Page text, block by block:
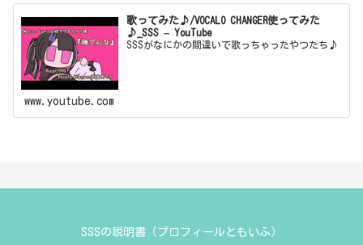
歌ってみた♪/VOCALO CHANGER使ってみた
♪_SSS – YouTube
SSSがなにかの間違いで歌っちゃったやつたち♪
www.youtube.com
SSSの説明書（プロフィールともいふ）